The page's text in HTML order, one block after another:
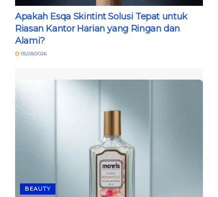
Apakah Esqa Skintint Solusi Tepat untuk
Riasan Kantor Harian yang Ringan dan
Alami?
05/28/2026
BEAUTY